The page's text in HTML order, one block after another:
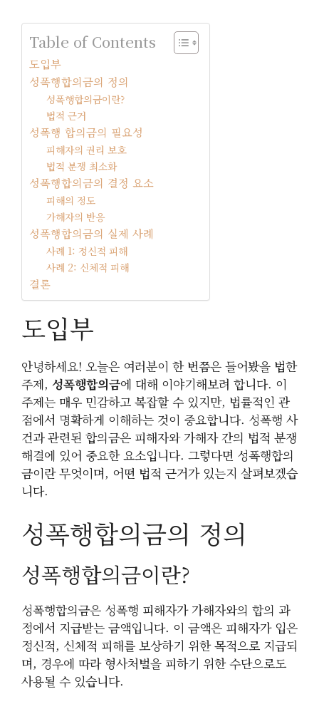
Table of Contents
도입부
성폭행합의금의 정의
성폭행합의금이란?
법적 근거
성폭행 합의금의 필요성
피해자의 권리 보호
법적 분쟁 최소화
성폭행합의금의 결정 요소
피해의 정도
가해자의 반응
성폭행합의금의 실제 사례
사례 1: 정신적 피해
사례 2: 신체적 피해
결론
도입부
안녕하세요! 오늘은 여러분이 한 번쯤은 들어봤을 법한
주제, 성폭행합의금에 대해 이야기해보려 합니다. 이
주제는 매우 민감하고 복잡할 수 있지만, 법률적인 관
점에서 명확하게 이해하는 것이 중요합니다. 성폭행 사
건과 관련된 합의금은 피해자와 가해자 간의 법적 분쟁
해결에 있어 중요한 요소입니다. 그렇다면 성폭행합의
금이란 무엇이며, 어떤 법적 근거가 있는지 살펴보겠습
니다.
성폭행합의금의 정의
성폭행합의금이란?
성폭행합의금은 성폭행 피해자가 가해자와의 합의 과
정에서 지급받는 금액입니다. 이 금액은 피해자가 입은
정신적, 신체적 피해를 보상하기 위한 목적으로 지급되
며, 경우에 따라 형사처벌을 피하기 위한 수단으로도
사용될 수 있습니다.